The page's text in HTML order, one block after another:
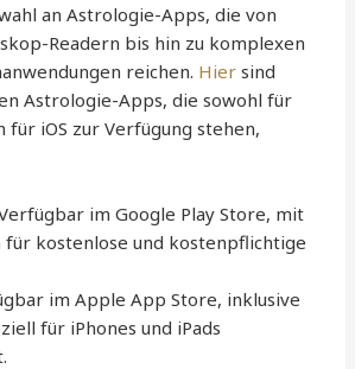
an Astrologie-Apps, die von
Readern bis hin zu komplexen
reichen. Hier sind
Astrologie-Apps, die sowohl für
für iOS zur Verfügung stehen,
im Google Play Store, mit
für kostenlose und kostenpflichtige
im Apple App Store, inklusive
für iPhones und iPads